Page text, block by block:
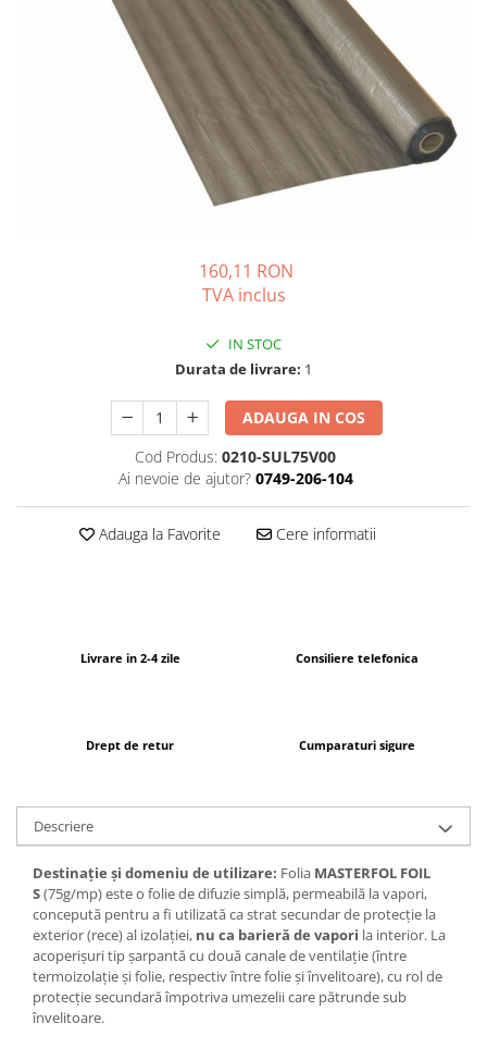
160,11 RON
TVA inclus
IN STOC
Durata de livrare: 1
ADAUGA IN COS
Cod Produs: 0210-SUL75V00
Ai nevoie de ajutor? 0749-206-104
Adauga la Favorite Cere informatii
Livrare in 2-4 zile Consiliere telefonica
Drept de retur Cumparaturi sigure
Descriere
Destinaţie şi domeniu de utilizare: Folia MASTERFOL FOIL
S(75g/mp) este o folie de difuzie simplă, permeabilă la vapori,
concepută pentru a fi utilizată ca strat secundar de protecție la
exterior (rece) al izolației, nu ca barieră de vapori la interior. La
acoperişuri tip şarpantă cu două canale de ventilaţie (între
termoizolaţie şi folie, respectiv între folie şi învelitoare), cu rol de
protecţie secundară împotriva umezelii care pătrunde sub
învelitoare.